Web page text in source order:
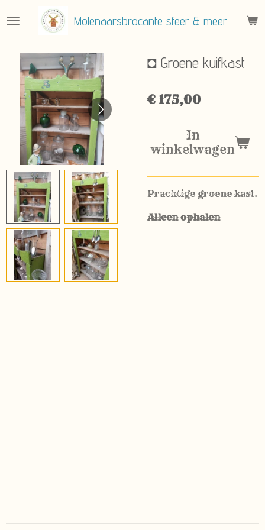
direct
hoofdinhoud
Molenaarsbrocante sfeer & meer
◘ Groene kuifkast
€ 175,00
In
winkelwagen
Prachtige groene kast.
Alleen ophalen